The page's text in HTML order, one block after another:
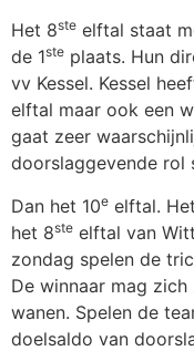
Het 8ste elftal staat
de 1ste plaats. Hun
vv Kessel. Kessel
elftal maar ook een
gaat zeer
doorslaggevende rol
Dan het 10e elftal.
het 8ste elftal van
zondag spelen de
De winnaar mag
wanen. Spelen de
doelsaldo van